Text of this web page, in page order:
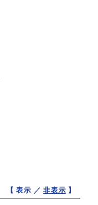
【 表示 ／非表示 】